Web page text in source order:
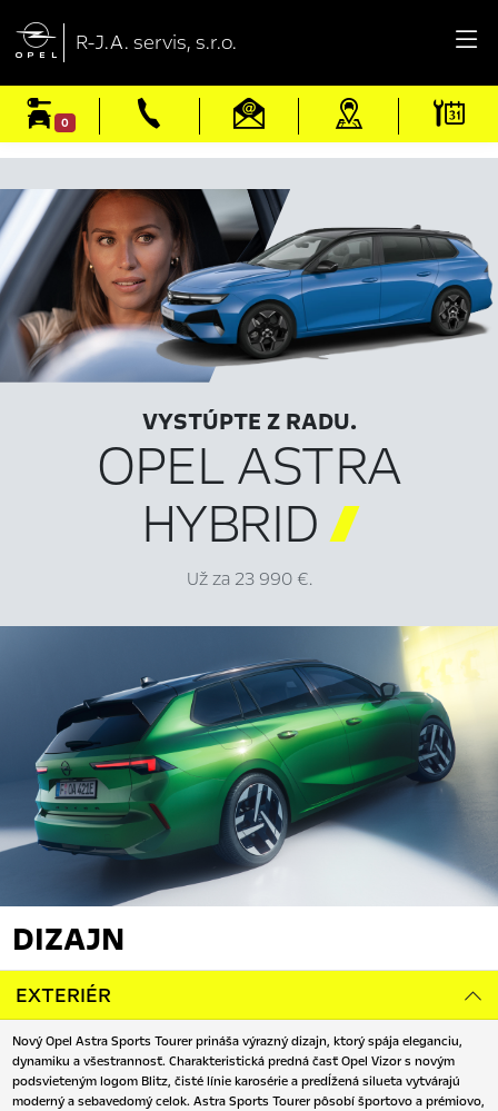
 R-J.A. servis, s.r.o.
0
VYSTÚPTE Z RADU.
OPEL ASTRA
HYBRID
Už za 23 990 €.
DIZAJN
EXTERIÉR
Nový Opel Astra Sports Tourer prináša výrazný dizajn, ktorý spája eleganciu,
dynamiku a všestrannosť. Charakteristická predná časť Opel Vizor s novým
podsvieteným logom Blitz, čisté línie karosérie a predĺžená silueta vytvárajú
moderný a sebavedomý celok. Astra Sports Tourer pôsobí športovo a prémiovo,